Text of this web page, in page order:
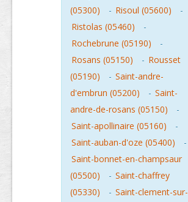
(05300)
- Risoul (05600)
-
Ristolas (05460)
-
Rochebrune (05190)
-
Rosans (05150)
- Rousset
(05190)
- Saint-andre-
d'embrun (05200)
- Saint-
andre-de-rosans (05150)
-
Saint-apollinaire (05160)
-
Saint-auban-d'oze (05400)
-
Saint-bonnet-en-champsaur
(05500)
- Saint-chaffrey
(05330)
- Saint-clement-sur-